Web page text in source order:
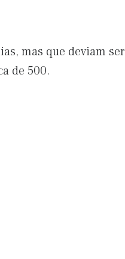
mas que deviam ser
de 500.